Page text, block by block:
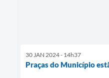
30 JAN 2024 - 14h37
Praças do Município